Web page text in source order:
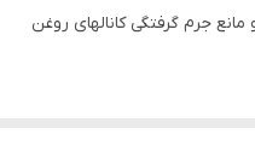
روغن موتور لیفان۶۲۰ با جذب الاینده های روغن موتو مانع جرم گرفتگی کانالهای روغن